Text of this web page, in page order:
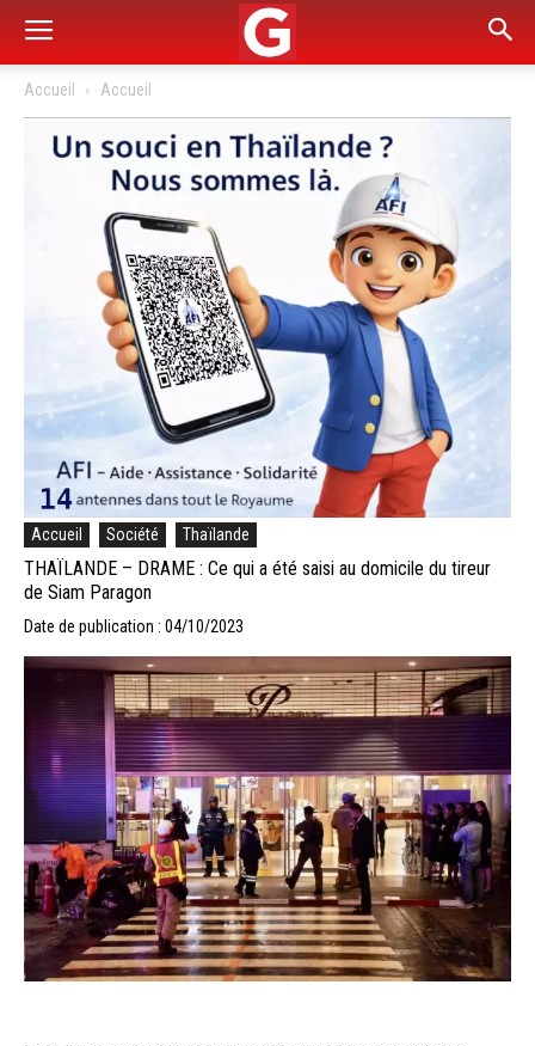
Accueil Accueil
Accueil Société Thaïlande
THAÏLANDE – DRAME : Ce qui a été saisi au domicile du tireur
de Siam Paragon
Date de publication : 04/10/2023